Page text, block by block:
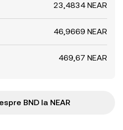
23,4834 NEAR
46,9669 NEAR
469,67 NEAR
BND la NEAR